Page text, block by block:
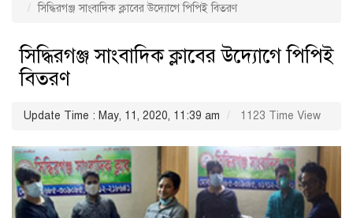
সিদ্ধিরগঞ্জ সাংবাদিক ক্লাবের উদ্যোগে পিপিই বিতরণ
সিদ্ধিরগঞ্জ সাংবাদিক ক্লাবের উদ্যোগে পিপিই
বিতরণ
Update Time : May, 11, 2020, 11:39 am 1123 Time View